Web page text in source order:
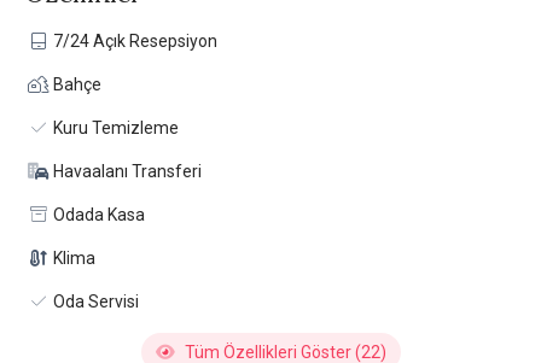
7/24 Açık Resepsiyon
Bahçe
Kuru Temizleme
Havaalanı Transferi
Odada Kasa
Klima
Oda Servisi
Tüm Özellikleri Göster (22)